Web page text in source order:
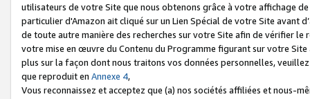
utilisateurs de votre Site que nous obtenons grâce à votre affichage
particulier d'Amazon ait cliqué sur un Lien Spécial de votre Site avant
de toute autre manière des recherches sur votre Site afin de vérifier
votre mise en œuvre du Contenu du Programme figurant sur votre
plus sur la façon dont nous traitons vos données personnelles,
que reproduit en Annexe 4,
Vous reconnaissez et acceptez que (a) nos sociétés affiliées et nous-